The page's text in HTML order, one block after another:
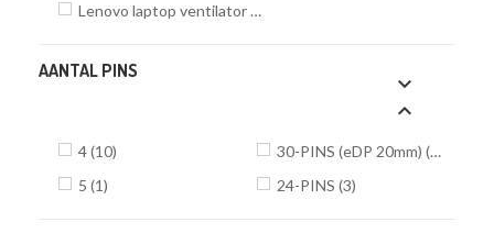
Lenovo laptop ventilator
(10)
AANTAL PINS


4(10) 30-PINS (eDP 20mm) (5)
5 (1) 24-PINS (3)